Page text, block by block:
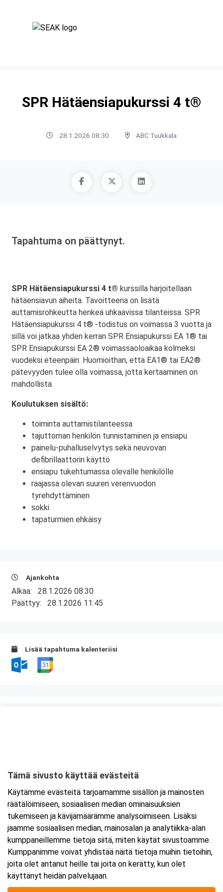
SPR Hätäensiapukurssi 4 t®
28.1.2026 08:30 ABC Tuukkala
Tapahtuma on päättynyt.
SPR Hätäensiapukurssi 4 t® kurssilla harjoitellaan
hätäensiavun aiheita. Tavoitteena on lisätä
auttamisrohkeutta henkeä uhkaavissa tilanteissa. SPR
Hätäensiapukurssi 4 t® -todistus on voimassa 3 vuotta ja
sillä voi jatkaa yhden kerran SPR Ensiapukurssi EA 1® tai
SPR Ensiapukurssi EA 2® voimassaoloaikaa kolmeksi
vuodeksi eteenpäin. Huomioithan, että EA1® tai EA2®
pätevyyden tulee olla voimassa, jotta kertaaminen on
mahdollista.
Koulutuksen sisältö:
toiminta auttamistilanteessa
tajuttoman henkilön tunnistaminen ja ensiapu
painelu-puhalluselvytys sekä neuvovan
defibrillaattorin käyttö
ensiapu tukehtumassa olevalle henkilölle
raajassa olevan suuren verenvuodon
tyrehdyttäminen
sokki
tapaturmien ehkäisy
Ajankohta
Alkaa: 28.1.2026 08:30
Päättyy: 28.1.2026 11:45
Lisää tapahtuma kalenteriisi
Tarkempi kartta ja ajo-ohjeet
Tämä sivusto käyttää evästeitä
Käytämme evästeitä tarjoamamme sisällön ja mainosten
räätälöimiseen, sosiaalisen median ominaisuuksien
tukemiseen ja kävijämäärämme analysoimiseen. Lisäksi
jaamme sosiaalisen median, mainosalan ja analytiikka-alan
kumppaneillemme tietoja siitä, miten käytät sivustoamme.
Kumppanimme voivat yhdistää näitä tietoja muihin tietoihin,
joita olet antanut heille tai joita on kerätty, kun olet
käyttänyt heidän palvelujaan.